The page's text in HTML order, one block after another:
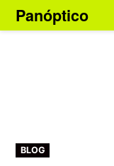
Skip
to
Panóptico
POSTED
IN
BLOG